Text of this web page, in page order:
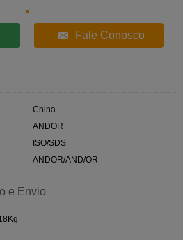
Fale Conosco
China
ANDOR
ISO/SDS
ANDOR/AND/OR
e Envio